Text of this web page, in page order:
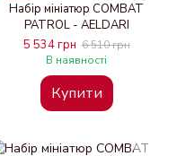
Набір мініатюр COMBAT
PATROL - AELDARI
5 534 грн 6 510 грн
В наявності
Купити